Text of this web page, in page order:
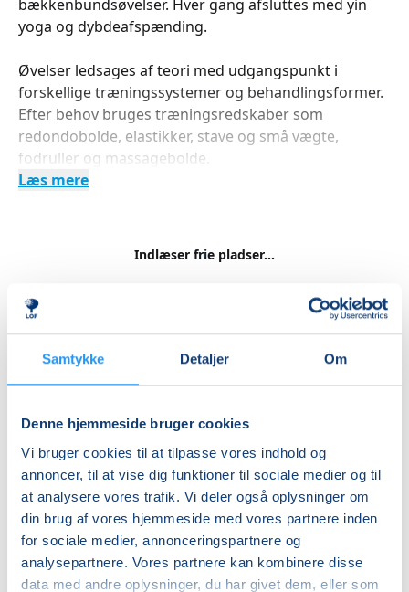
Samtykke Detaljer Om
Denne hjemmeside bruger cookies
Vi bruger cookies til at tilpasse vores indhold og
annoncer, til at vise dig funktioner til sociale medier og til
at analysere vores trafik. Vi deler også oplysninger om
din brug af vores hjemmeside med vores partnere inden
for sociale medier, annonceringspartnere og
analysepartnere. Vores partnere kan kombinere disse
data med andre oplysninger, du har givet dem, eller som
bækkenbundsøvelser. Hver gang afsluttes med yin
yoga og dybdeafspænding.
Øvelser ledsages af teori med udgangspunkt i
forskellige træningssystemer og behandlingsformer.
Efter behov bruges træningsredskaber som
redondobolde, elastikker, stave og små vægte,
fodruller og massagebolde.
Læs mere
Indlæser frie pladser...
Betal med
Priser
Hensyntagende
undervisning
DKK 1.240,00
Info
Nummer
462254